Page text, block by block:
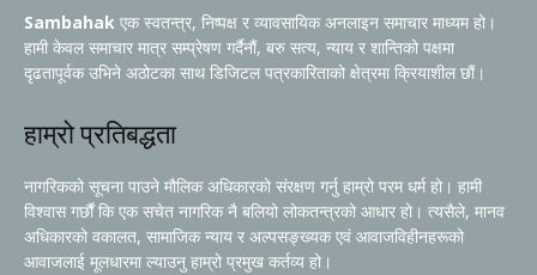
Sambahak एक स्वतन्त्र, निष्पक्ष र व्यावसायिक अनलाइन समाचार माध्यम हो।
हामी केवल समाचार मात्र सम्प्रेषण गर्दैनौं, बरु सत्य, न्याय र शान्तिको पक्षमा
दृढतापूर्वक उभिने अठोटका साथ डिजिटल पत्रकारिताको क्षेत्रमा क्रियाशील छौं।
हाम्रो प्रतिबद्धता
नागरिकको सूचना पाउने मौलिक अधिकारको संरक्षण गर्नु हाम्रो परम धर्म हो। हामी
विश्वास गर्छौं कि एक सचेत नागरिक नै बलियो लोकतन्त्रको आधार हो। त्यसैले, मानव
अधिकारको वकालत, सामाजिक न्याय र अल्पसङ्ख्यक एवं आवाजविहीनहरूको
आवाजलाई मूलधारमा ल्याउनु हाम्रो प्रमुख कर्तव्य हो।